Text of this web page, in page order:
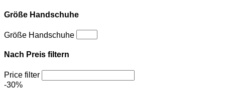
Größe Handschuhe
Größe Handschuhe
Nach Preis filtern
Price filter
-30%